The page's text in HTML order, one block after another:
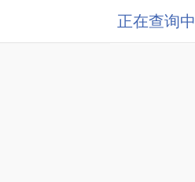
正在查询中